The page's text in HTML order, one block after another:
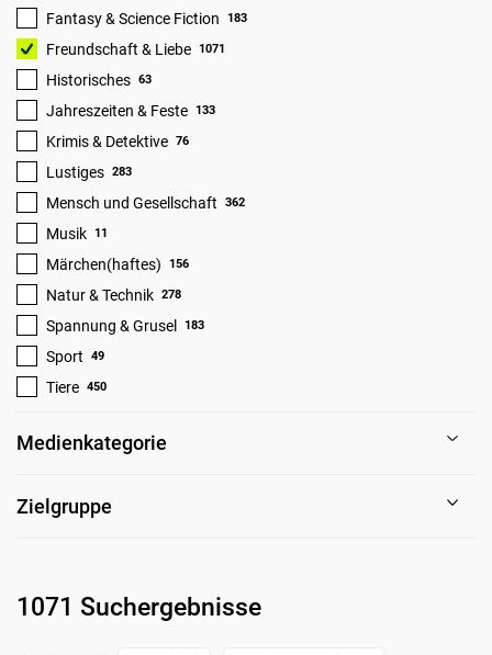
Fantasy & Science Fiction 183
Freundschaft & Liebe 1071
Historisches 63
Jahreszeiten & Feste 133
Krimis & Detektive 76
Lustiges 283
Mensch und Gesellschaft 362
Musik 11
Märchen(haftes) 156
Natur & Technik 278
Spannung & Grusel 183
Sport 49
Tiere 450
Medienkategorie
Zielgruppe
1071 Suchergebnisse